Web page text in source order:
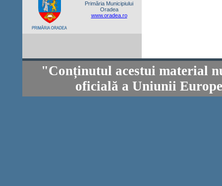
Primăria Municipiului
Oradea
www.oradea.ro
"Conținutul acestui material
oficială a Uniunii